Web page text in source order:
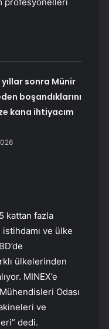
yıllar sonra Münir
boşandıklarını
kana ihtiyacım
kattan fazla
ve ülke
ülkelerinden
MINEX’e
Odası
ve
dedi.